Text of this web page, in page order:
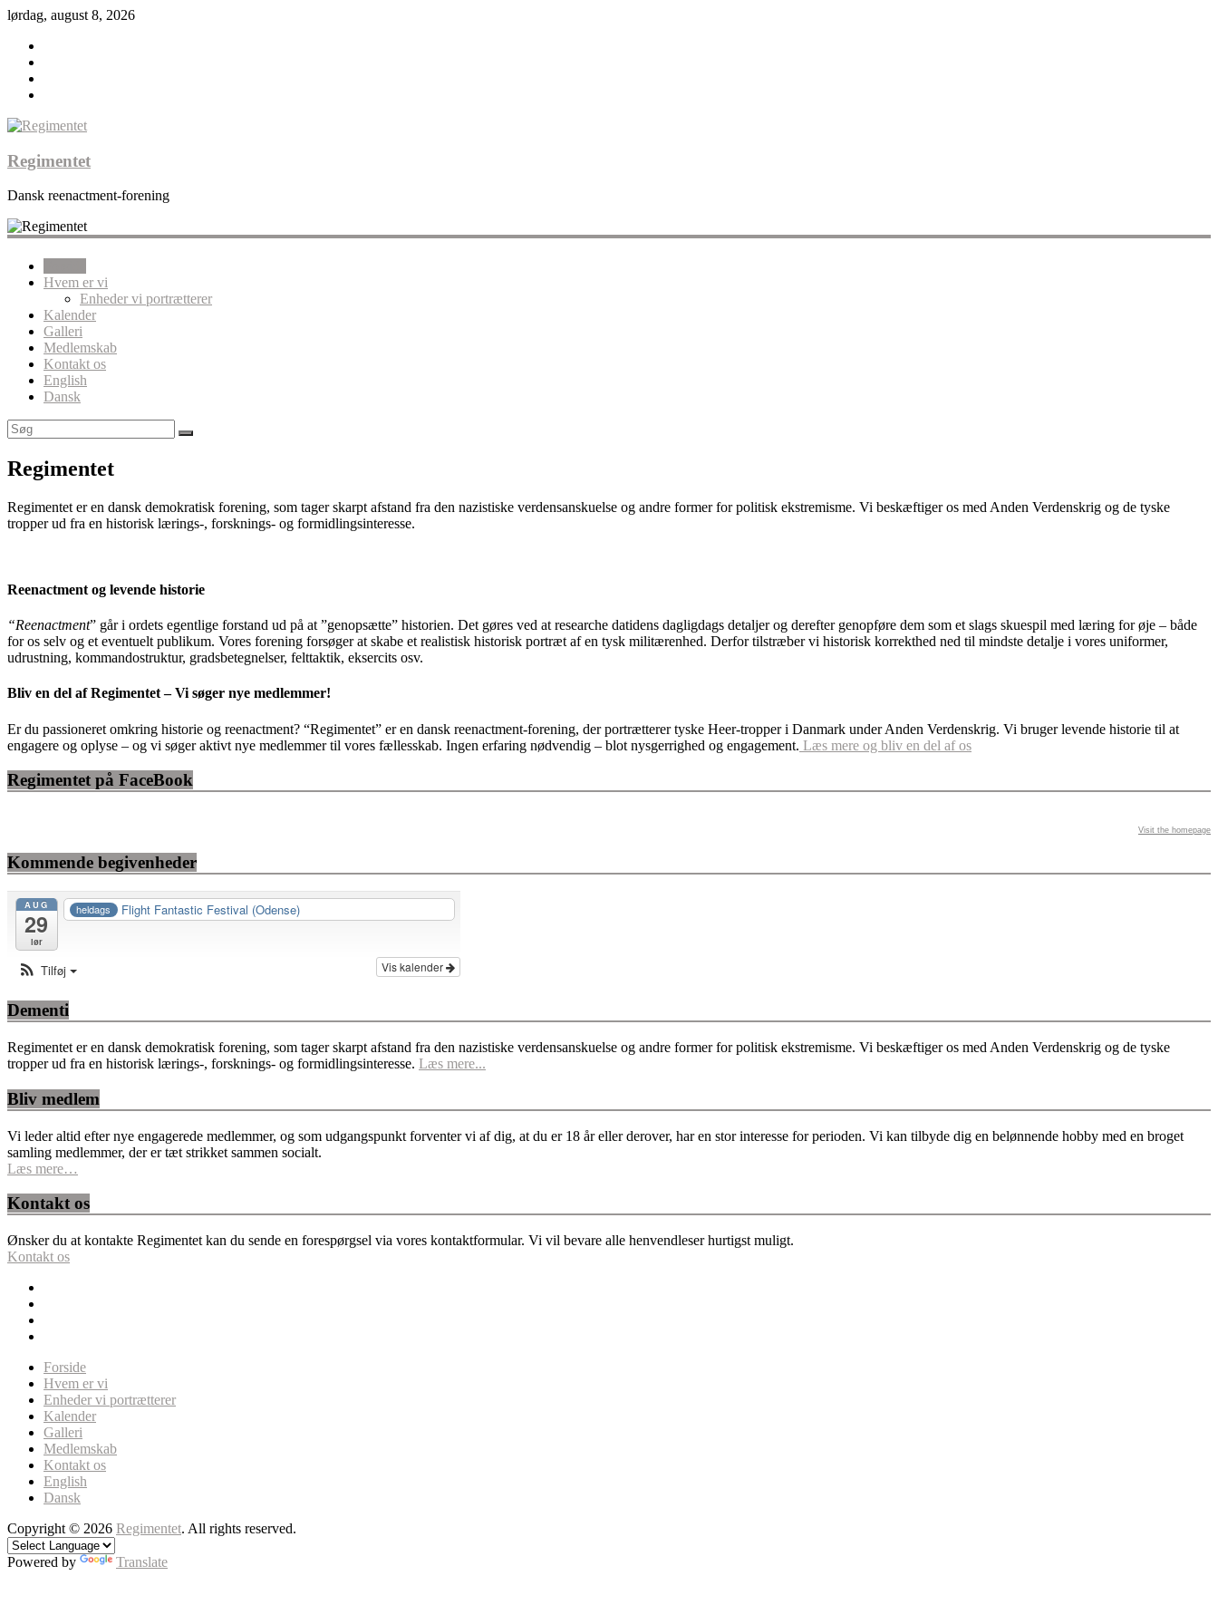
lørdag, august 8, 2026
Regimentet
Dansk reenactment-forening
Hvem er vi
Enheder vi portrætterer
Kalender
Galleri
Medlemskab
Kontakt os
English
Dansk
Regimentet
Regimentet er en dansk demokratisk forening, som tager skarpt afstand fra den nazistiske verdensanskuelse og andre former for politisk ekstremisme. Vi beskæftiger os med Anden Verdenskrig og de tyske
tropper ud fra en historisk lærings-, forsknings- og formidlingsinteresse.
Reenactment og levende historie
“Reenactment” går i ordets egentlige forstand ud på at ”genopsætte” historien. Det gøres ved at researche datidens dagligdags detaljer og derefter genopføre dem som et slags skuespil med læring for øje – både
for os selv og et eventuelt publikum. Vores forening forsøger at skabe et realistisk historisk portræt af en tysk militærenhed. Derfor tilstræber vi historisk korrekthed ned til mindste detalje i vores uniformer,
udrustning, kommandostruktur, gradsbetegnelser, felttaktik, eksercits osv.
Bliv en del af Regimentet – Vi søger nye medlemmer!
Er du passioneret omkring historie og reenactment? “Regimentet” er en dansk reenactment-forening, der portrætterer tyske Heer-tropper i Danmark under Anden Verdenskrig. Vi bruger levende historie til at
engagere og oplyse – og vi søger aktivt nye medlemmer til vores fællesskab. Ingen erfaring nødvendig – blot nysgerrighed og engagement. Læs mere og bliv en del af os
Regimentet på FaceBook
Visit the homepage
Kommende begivenheder
AUG
29
lør
heldags Flight Fantastic Festival (Odense)
Vis kalender
Tilføj
Dementi
Regimentet er en dansk demokratisk forening, som tager skarpt afstand fra den nazistiske verdensanskuelse og andre former for politisk ekstremisme. Vi beskæftiger os med Anden Verdenskrig og de tyske
tropper ud fra en historisk lærings-, forsknings- og formidlingsinteresse. Læs mere...
Bliv medlem
Vi leder altid efter nye engagerede medlemmer, og som udgangspunkt forventer vi af dig, at du er 18 år eller derover, har en stor interesse for perioden. Vi kan tilbyde dig en belønnende hobby med en broget
samling medlemmer, der er tæt strikket sammen socialt.
Læs mere…
Kontakt os
Ønsker du at kontakte Regimentet kan du sende en forespørgsel via vores kontaktformular. Vi vil bevare alle henvendleser hurtigst muligt.
Kontakt os
Forside
Hvem er vi
Enheder vi portrætterer
Kalender
Galleri
Medlemskab
Kontakt os
English
Dansk
Copyright © 2026 Regimentet. All rights reserved.
Powered by Translate